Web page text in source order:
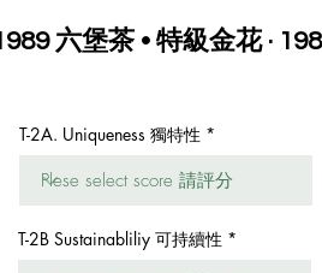
六堡茶 • 特級金花 ·
T-2A. Uniqueness 獨特性
T-2B Sustainabliliy 可持續性